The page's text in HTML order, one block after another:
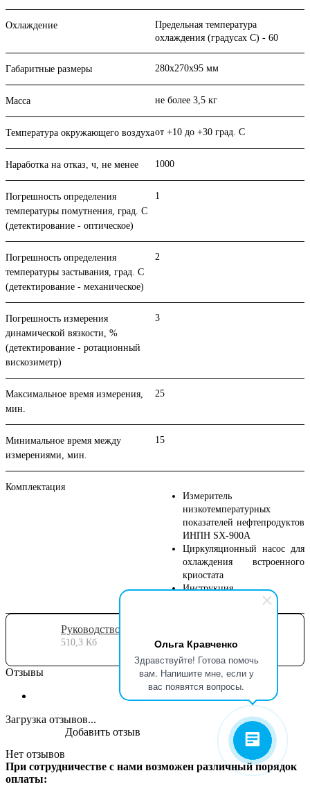
Ольга Кравченко
Здравствуйте! Готова помочь
вам. Напишите мне, если у
вас появятся вопросы.
Охлаждение
Предельная температура
охлаждения (градусах C) - 60
Габаритные размеры 280х270х95 мм
Масса не более 3,5 кг
Температура окружающего воздухаот +10 до +30 град. С
Наработка на отказ, ч, не менее 1000
Погрешность определения
температуры помутнения, град. С
(детектирование - оптическое)
1
Погрешность определения
температуры застывания, град. С
(детектирование - механическое)
2
Погрешность измерения
динамической вязкости, %
(детектирование - ротационный
вискозиметр)
3
Максимальное время измерения,
мин.
25
Минимальное время между
измерениями, мин.
15
Комплектация
Измеритель
низкотемпературных
показателей нефтепродуктов
ИНПН SX-900A
Циркуляционный насос для
охлаждения встроенного
криостата
Инструкция
Руководство пользователя
510,3 Кб
Отзывы
Загрузка отзывов...
Нет отзывов
Добавить отзыв
При сотрудничестве с нами возможен различный порядок
оплаты: